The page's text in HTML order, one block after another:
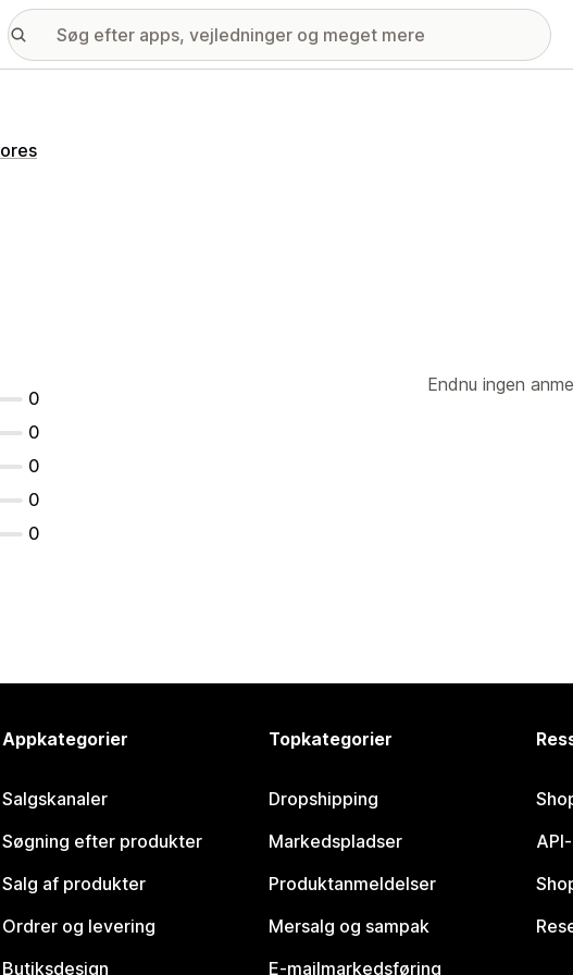
0
0
0
0
0
Endnu ingen
Appkategorier
Salgskanaler
Søgning efter produkter
Salg af produkter
Ordrer og levering
Butiksdesign
Topkategorier
Dropshipping
Markedspladser
Produktanmeldelser
Mersalg og sampak
E-mailmarkedsføring